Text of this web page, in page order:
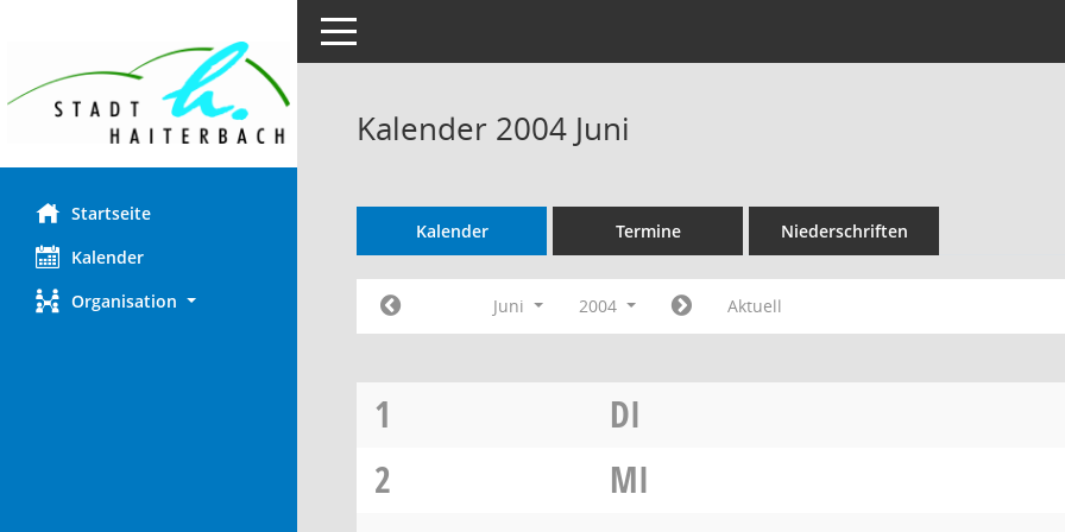
Startseite
Kalender
Organisation
Toggle navigation
Kalender 2004 Juni
Kalender Termine Niederschriften
Juni 2004 Aktuell
1
DI
2
MI